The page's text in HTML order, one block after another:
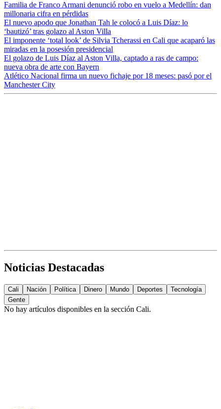
Familia de Franco Armani denunció robo en vuelo a Medellín: dan
millonaria cifra en pérdidas
El nuevo apodo que Jonathan Tah le colocó a Luis Díaz: lo
‘bautizó’ tras golazo al Aston Villa
El imponente ‘total look’ de Silvia Tcherassi en Cali que acaparó las
miradas en la posesión presidencial
El golazo de Luis Díaz al Aston Villa, captado a ras de campo:
nueva obra de arte con Bayern
Atlético Nacional firma un nuevo fichaje por 18 meses: pasó por el
Manchester City
Noticias Destacadas
Cali Nación Política Dinero Mundo Deportes
Tecnología
Gente
No hay artículos disponibles en la sección Cali.